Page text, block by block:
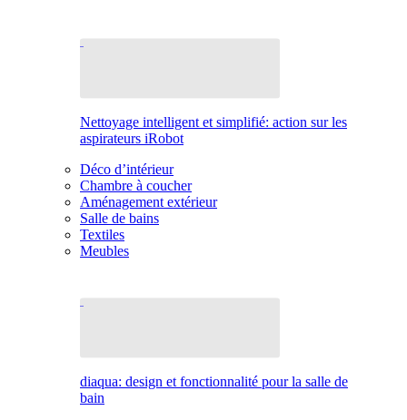
Nettoyage intelligent et simplifié: action sur les
aspirateurs iRobot
Déco d’intérieur
Chambre à coucher
Aménagement extérieur
Salle de bains
Textiles
Meubles
diaqua: design et fonctionnalité pour la salle de
bain